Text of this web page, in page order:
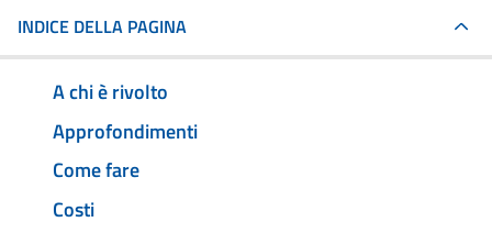
INDICE DELLA PAGINA
A chi è rivolto
Approfondimenti
Come fare
Costi